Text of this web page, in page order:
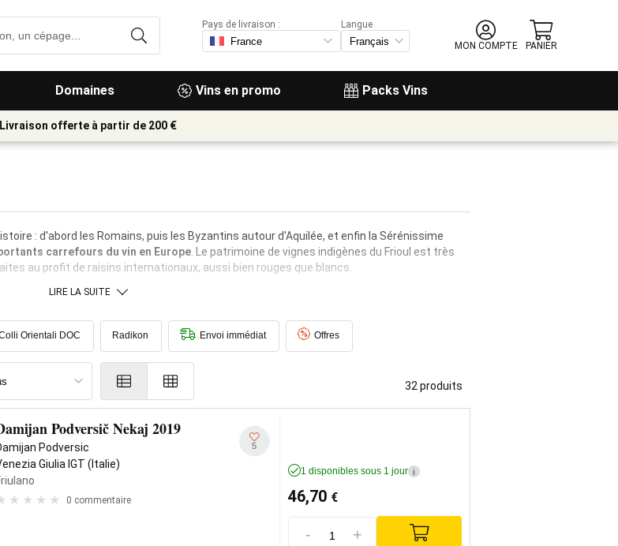
Domaines Vins en promo Packs Vins
Pays de livraison :
Langue
MON COMPTE
PANIER
Livraison offerte à partir de 200 €
: d'abord les Romains, puis les Byzantins autour d'Aquilée, et enfin la Sérénissime
carrefours du vin en Europe . Le patrimoine de vignes indigènes du Frioul est très
au profit de raisins internationaux, aussi bien rouges que blancs.
LIRE LA SUITE
Orientali DOC Radikon Envoi immédiat Offres
32 produits
Podversič Nekaj 2019
Podversic
Giulia IGT (Italie)
0 commentaire
5
1 disponibles sous 1 jour i
46,70 €
- +